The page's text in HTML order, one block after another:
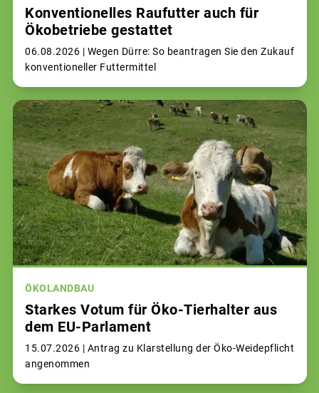
Konventionelles Raufutter auch für
Ökobetriebe gestattet
06.08.2026 | Wegen Dürre: So beantragen Sie den Zukauf
konventioneller Futtermittel
ÖKOLANDBAU
Starkes Votum für Öko-Tierhalter aus
dem EU-Parlament
15.07.2026 | Antrag zu Klarstellung der Öko-Weidepflicht
angenommen